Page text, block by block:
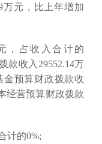
元，比上年增加
，占收入合计的
款收入29552.14万
金预算财政拨款收
经营预算财政拨款
计的0%;